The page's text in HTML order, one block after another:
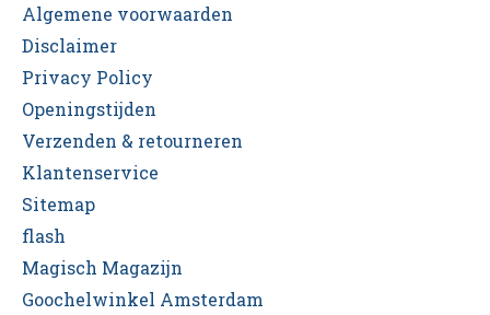
Algemene voorwaarden
Disclaimer
Privacy Policy
Openingstijden
Verzenden & retourneren
Klantenservice
Sitemap
flash
Magisch Magazijn
Goochelwinkel Amsterdam